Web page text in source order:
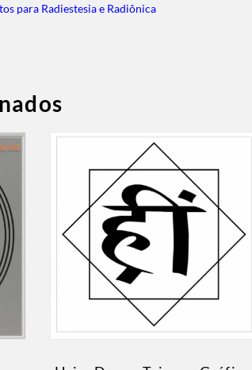
para Radiestesia e Radiônica